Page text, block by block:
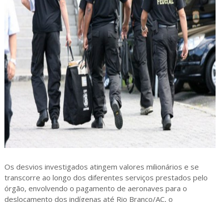
Os desvios investigados atingem valores milionários e se
transcorre ao longo dos diferentes serviços prestados pelo
órgão, envolvendo o pagamento de aeronaves para o
deslocamento dos indígenas até Rio Branco/AC, o